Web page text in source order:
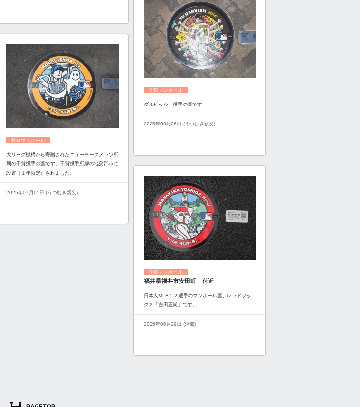
投稿マンホール
ダルビッシュ投手の蓋です。
2025年08月06日 (うつむき親父)
投稿マンホール
大リーグ機構から寄贈されたニューヨークメッツ所
属の千賀投手の蓋です。千賀投手所縁の地蒲郡市に
設置（１年限定）されました。
2025年07月01日 (うつむき親父)
投稿マンホール
福井県福井市安田町 付近
日本人MLB１２選手のマンホール蓋、レッドソッ
クス「吉田正尚」です。
2025年06月29日 (治部)